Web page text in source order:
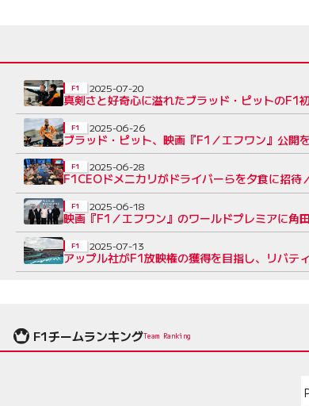
真剣さと好奇心に溢れたブラッド・ピットのF1
F1 2025-07-20
ブラッド・ピット、映画『F1／エフワン』公開
F1 2025-06-26
F1CEOドメニカリがドライバーらを夕食に招待
F1 2025-06-28
映画『F1／エフワン』のワールドプレミアに角
F1 2025-06-18
アップル社がF1放映権の獲得を目指し、リバテ
F1 2025-07-13
F1チームランキングTeam Ranking